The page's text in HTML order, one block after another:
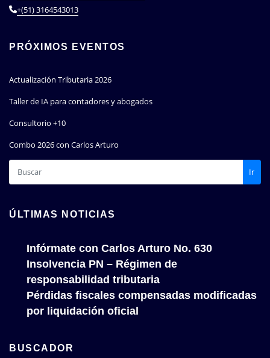
+(51) 3164543013
PRÓXIMOS EVENTOS
Actualización Tributaria 2026
Taller de IA para contadores y abogados
Consultorio +10
Combo 2026 con Carlos Arturo
Ir
ÚLTIMAS NOTICIAS
Infórmate con Carlos Arturo No. 630
Insolvencia PN – Régimen de
responsabilidad tributaria
Pérdidas fiscales compensadas modificadas
por liquidación oficial
BUSCADOR